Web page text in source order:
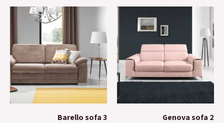
Genova sofa 2
Barello sofa 3